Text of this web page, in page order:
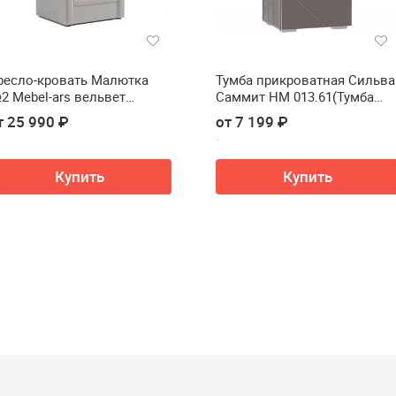
кровать Малютка
Mebel-ars вельвет
25 990 ₽
Купить
Тумба прикроватная Сильва
Саммит НМ 013.61(Тумба
прикроватная Сильва
Summit НМ 013.61)
от 7 199 ₽
Купить